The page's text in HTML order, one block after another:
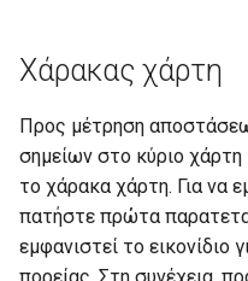
χάρτη
Αφαίρεση χάρακα
Γρήγορο προφίλ ύψους
Χάρακας χάρτη
Προς μέτρηση
σημείων στο κύριο χάρτη
το χάρακα χάρτη. Για να
πατήστε πρώτα
εμφανιστεί το εικονίδιο